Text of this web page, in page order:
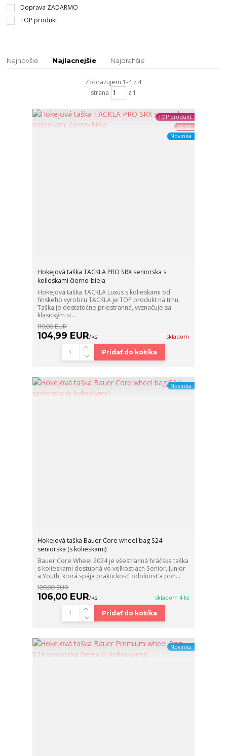
Doprava ZADARMO
TOP produkt
Najnovšie Najlacnejšie Najdrahšie
Zobrazujem 1-4 z 4
strana
z 1
TOP produkt
Akcia
Novinka
Hokejová taška TACKLA PRO SRX seniorska s
kolieskami čierno-biela
Hokejová taška TACKLA Luxus s kolieskami od
finskeho vyrobcu TACKLA je TOP produkt na trhu.
Taška je dostatočne priestranná, vyznačuje sa
klasickým st...
110,00 EUR
104,99 EUR/ks skladom
Pridať do košíka
Novinka
Hokejová taška Bauer Core wheel bag S24
seniorska (s kolieskami)
Bauer Core Wheel 2024 je všestranná hráčska taška
s kolieskami dostupná vo veľkostiach Senior, Junior
a Youth, ktorá spája praktickosť, odolnosť a poh...
120,00 EUR
106,00 EUR/ks skladom 4 ks
Pridať do košíka
Novinka